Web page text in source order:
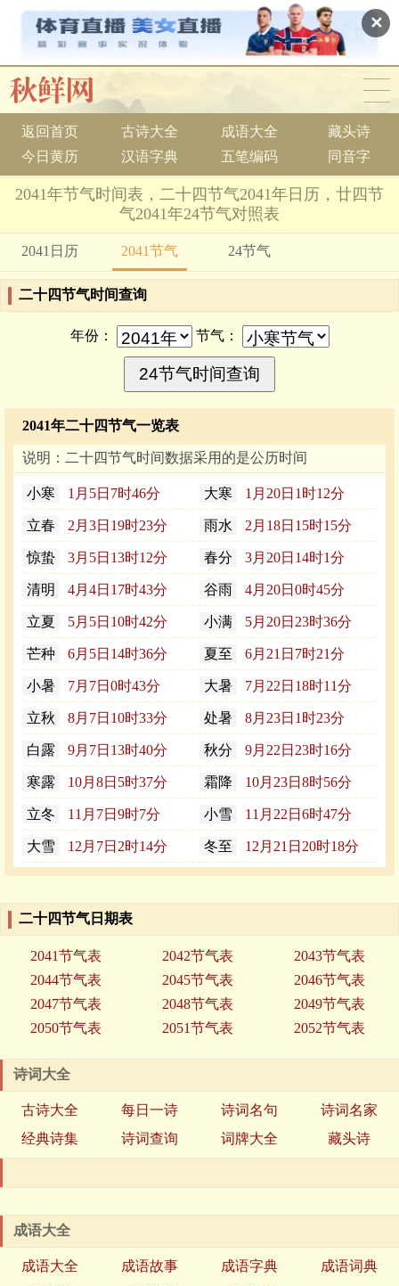
✕
返回首页 古诗大全 成语大全
藏头诗
今日黄历
汉语字典 五笔编码 同音字
2041年节气时间表，二十四节气2041年日历，廿四节
气2041年24节气对照表
2041日历 2041节气 24节气
二十四节气时间查询
年份： 节气：
2041年二十四节气一览表
说明：二十四节气时间数据采用的是公历时间
小寒 1月5日7时46分 大寒 1月20日1时12分
立春 2月3日19时23分 雨水 2月18日15时15分
惊蛰 3月5日13时12分 春分 3月20日14时1分
清明 4月4日17时43分 谷雨 4月20日0时45分
立夏 5月5日10时42分 小满 5月20日23时36分
芒种 6月5日14时36分 夏至 6月21日7时21分
小暑 7月7日0时43分 大暑 7月22日18时11分
立秋 8月7日10时33分 处暑 8月23日1时23分
白露 9月7日13时40分 秋分 9月22日23时16分
寒露 10月8日5时37分 霜降 10月23日8时56分
立冬 11月7日9时7分 小雪 11月22日6时47分
大雪 12月7日2时14分 冬至 12月21日20时18分
二十四节气日期表
2041节气表 2042节气表
2043节气表
2044节气表
2045节气表
2046节气表
2047节气表
2048节气表
2049节气表
2050节气表
2051节气表 2052节气表
诗词大全
古诗大全 每日一诗 诗词名句
诗词名家
经典诗集
诗词查询 词牌大全 藏头诗
成语大全
成语大全 成语故事 成语字典
成语词典